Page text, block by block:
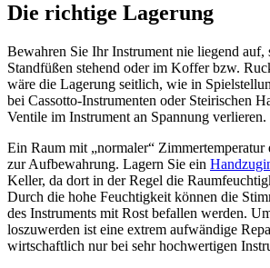
Die richtige Lagerung
Bewahren Sie Ihr Instrument nie liegend auf,
Standfüßen stehend oder im Koffer bzw.
wäre die Lagerung seitlich, wie in
bei Cassotto-Instrumenten oder Steirischen
Ventile im Instrument an Spannung verlieren.
Ein Raum mit „normaler“ Zimmertemperatur
zur Aufbewahrung. Lagern Sie ein
Keller, da dort in der Regel die
Durch die hohe Feuchtigkeit können die
des Instruments mit Rost befallen werden.
loszuwerden ist eine extrem aufwändige
wirtschaftlich nur bei sehr hochwertigen